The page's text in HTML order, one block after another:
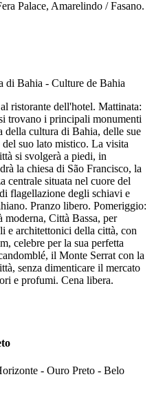
Palace, Amarelindo / Fasano.
ristorante dell'hotel. Mattinata:
trovano i principali monumenti
della cultura di Bahia, delle sue
suo lato mistico. La visita
si svolgerà a piedi, in
la chiesa di São Francisco, la
centrale situata nel cuore del
flagellazione degli schiavi e
Pranzo libero. Pomeriggio:
Città Bassa, per
e architettonici della città, con
celebre per la sua perfetta
il Monte Serrat con la
senza dimenticare il mercato
e profumi. Cena libera.